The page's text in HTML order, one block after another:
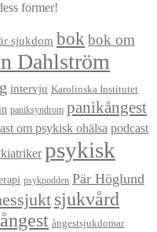
former!
sjukdom bokbok om
Dahlström
intervju Karolinska Institutet
paniksyndrom panikångest
om psykisk ohälsa podcast
psykisk
psykpodden Pär Höglund
sjukvård
ångest ångestsjukdomar